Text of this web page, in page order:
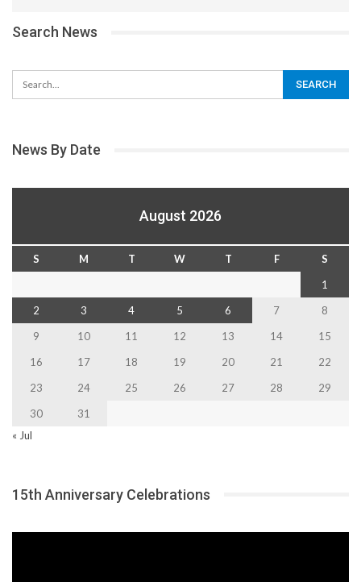
Search News
News By Date
August 2026
S M T W T F
S
1
2
3 4 5 6 7
8
9
10 11 12 13 14
15
16
17 18 19 20 21
22
23
24 25 26 27 28
29
30
31
« Jul
15th Anniversary Celebrations